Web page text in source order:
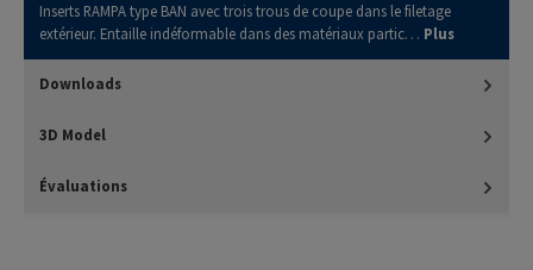
Inserts RAMPA type BAN avec trois trous de coupe dans le filetage
extérieur. Entaille indéformable dans des matériaux partic… Plus
Downloads
3D Model
Évaluations